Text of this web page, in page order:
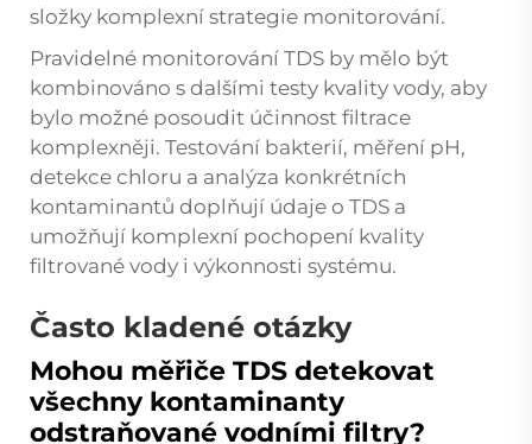
složky komplexní strategie monitorování.
Pravidelné monitorování TDS by mělo být
kombinováno s dalšími testy kvality vody, aby
bylo možné posoudit účinnost filtrace
komplexněji. Testování bakterií, měření pH,
detekce chloru a analýza konkrétních
kontaminantů doplňují údaje o TDS a
umožňují komplexní pochopení kvality
filtrované vody i výkonnosti systému.
Často kladené otázky
Mohou měřiče TDS detekovat
všechny kontaminanty
odstraňované vodními filtry?